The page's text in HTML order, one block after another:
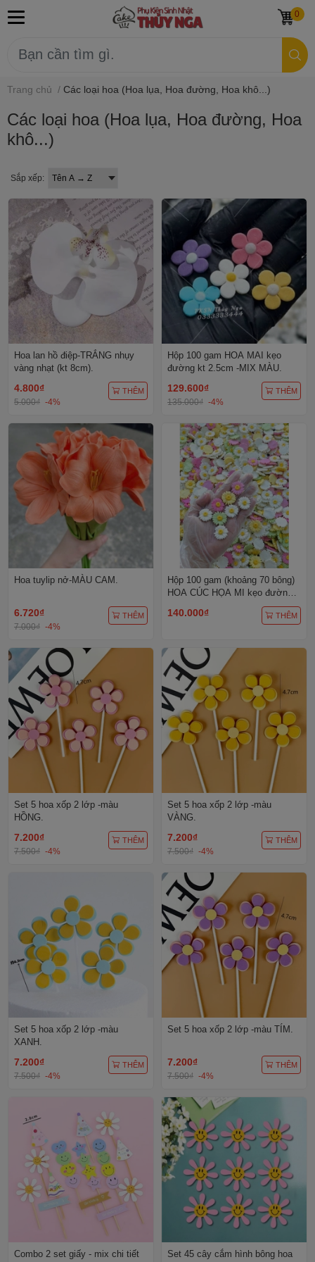
0
Trang chủ / Các loại hoa (Hoa lụa, Hoa đường, Hoa khô...)
Các loại hoa (Hoa lụa, Hoa đường, Hoa
khô...)
Sắp xếp:
Hoa lan hồ điệp-TRẮNG nhụy
vàng nhạt (kt 8cm).
4.800₫
5.000₫ -4%
THÊM
Hộp 100 gam HOA MAI kẹo
đường kt 2.5cm -MIX MÀU.
129.600₫
135.000₫ -4%
THÊM
Hoa tuylip nở-MÀU CAM.
6.720₫
7.000₫ -4%
THÊM
Hộp 100 gam (khoảng 70 bông)
HOA CÚC HỌA MI kẹo đường
140.000₫ THÊM
Set 5 hoa xốp 2 lớp -màu
HỒNG.
7.200₫
7.500₫ -4%
THÊM
Set 5 hoa xốp 2 lớp -màu
VÀNG.
7.200₫
7.500₫ -4%
THÊM
Set 5 hoa xốp 2 lớp -màu
XANH.
7.200₫
7.500₫ -4%
THÊM
Set 5 hoa xốp 2 lớp -màu TÍM.
7.200₫
7.500₫ -4%
THÊM
Combo 2 set giấy - mix chi tiết
Set 45 cây cắm hình bông hoa